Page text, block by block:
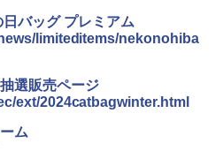
ンタッチ RENEW 幅200 2-3人用 43
パーズコレクション 山善] 傘みたいに
け パッとサッとテント ブラックコ
グ フルクローズ メッシュ 3-4人用
ポップアップテント エクルベージ
ステンレス保冷剤 2個セット 2
ューアル 急速冷凍 空間倍増 衛生的
ーライト 強力 小型 緑色/赤色/青紫色
式 高精度 超長距離照射 長時間使用
バッグ プレミアム
limiteditems/nekonohiba
選販売ページ
ext/2024catbagwinter.html
ム